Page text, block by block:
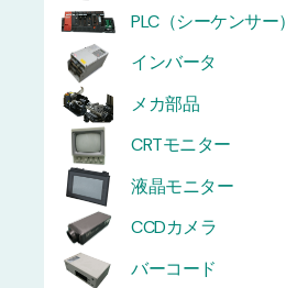
PLC（シーケンサー）
インバータ
メカ部品
CRTモニター
液晶モニター
CCDカメラ
バーコード